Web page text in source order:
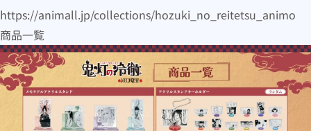
https://animall.jp/collections/hozuki_no_reitetsu_animo
商品一覧